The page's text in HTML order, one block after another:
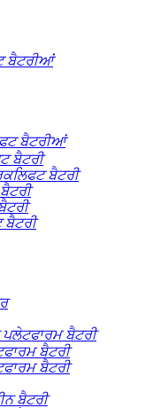
ਬੈਟਰੀਆਂ
ਬੈਟਰੀਆਂ
ਬੈਟਰੀ
ਬੈਟਰੀ
ਬੈਟਰੀ
ਬੈਟਰੀ
ਬੈਟਰੀ
ਬੈਟਰੀ
ਬੈਟਰੀ